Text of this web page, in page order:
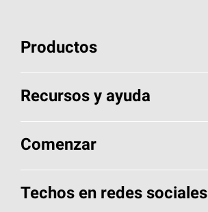
Productos
Elija sus tejas
Encuentre un contratista
Componentes para techos
Recursos y ayuda
Aspectos básicos sobre techos
Herramientas de diseño y color
Comenzar
Llame al 1-800-GET-PINK®
Techos en redes sociales